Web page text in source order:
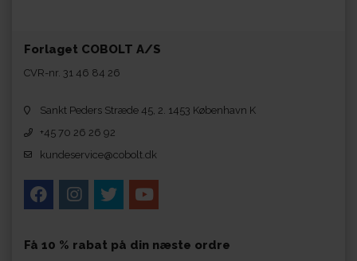
Forlaget COBOLT A/S
CVR-nr. 31 46 84 26
Sankt Peders Stræde 45, 2. 1453 København K
+45 70 26 26 92
kundeservice@cobolt.dk
Få 10 % rabat på din næste ordre